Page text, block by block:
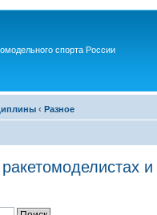
спорта России
‹ Разное